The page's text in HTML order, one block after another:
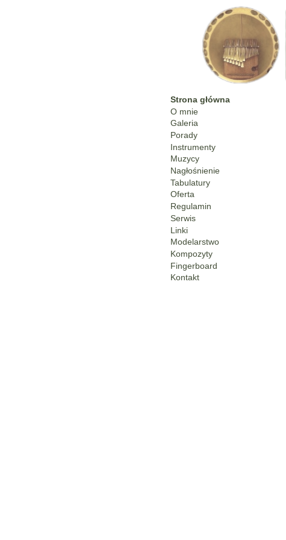
Strona główna
O mnie
Galeria
Porady
Instrumenty
Muzycy
Nagłośnienie
Tabulatury
Oferta
Regulamin
Serwis
Linki
Modelarstwo
Kompozyty
Fingerboard
Kontakt